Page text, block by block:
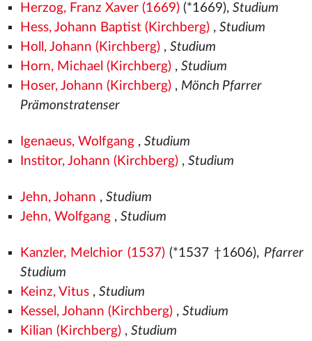
Herzog, Franz Xaver (1669)(*1669), Studium
Hess, Johann Baptist (Kirchberg), Studium
Holl, Johann (Kirchberg), Studium
Horn, Michael (Kirchberg), Studium
Hoser, Johann (Kirchberg), Mönch Pfarrer
Prämonstratenser
Igenaeus, Wolfgang, Studium
Institor, Johann (Kirchberg), Studium
Jehn, Johann , Studium
Jehn, Wolfgang, Studium
Kanzler, Melchior (1537)(*1537 †1606), Pfarrer
Studium
Keinz, Vitus, Studium
Kessel, Johann (Kirchberg), Studium
Kilian (Kirchberg), Studium